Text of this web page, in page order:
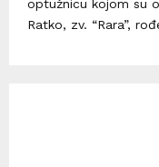
optužnicu kojom su
Ratko, zv. “Rara”,